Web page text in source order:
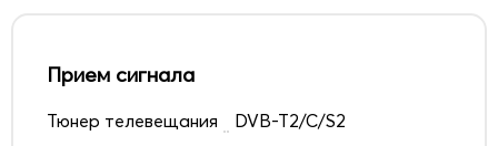
Прием сигнала
Тюнер телевещания
DVB-T2/C/S2